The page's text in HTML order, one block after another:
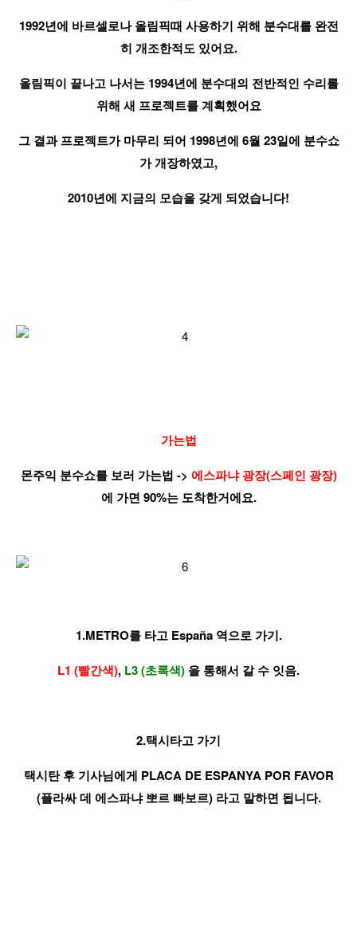
1992년에 바르셀로나 올림픽때 사용하기 위해 분수대를 완전
히 개조한적도 있어요.
올림픽이 끝나고 나서는 1994년에 분수대의 전반적인 수리를
위해 새 프로젝트를 계획했어요
그 결과 프로젝트가 마무리 되어 1998년에 6월 23일에 분수쇼
가 개장하였고,
2010년에 지금의 모습을 갖게 되었습니다!
가는법
몬주익 분수쇼를 보러 가는법 -> 에스파냐 광장(스페인 광장)
에 가면 90%는 도착한거에요.
1.METRO를 타고 España역으로 가기.
L1 (빨간색), L3 (초록색) 을 통해서 갈 수 잇음.
2.택시타고 가기
택시탄 후 기사님에게 PLACA DE ESPANYA POR FAVOR
(플라싸 데 에스파냐 뽀르 빠보르) 라고 말하면 됩니다.